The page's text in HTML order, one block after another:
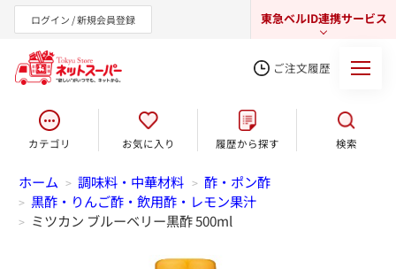
ログイン / 新規会員登録 東急ベルID連携サービス
東急オンラインショップ
ご注文履歴
カテゴリ お気に入り 履歴から探す 検索
ホーム > 調味料・中華材料 > 酢・ポン酢
> 黒酢・りんご酢・飲用酢・レモン果汁
> ミツカン ブルーベリー黒酢 500ml